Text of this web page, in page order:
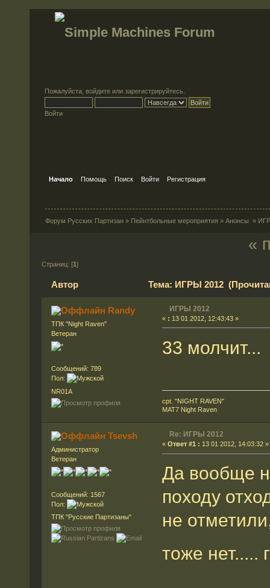
Пожалуйста, войдите или зарегистрируйтесь
Войти
Начало Помощь Поиск Войти Регистрация
Форум Русских Партизан » Пейнтбольные мероприятия »Анонсы »
«
Страниц: [1 ]
Автор Тема: ИГРЫ 2012
Randy
ТПК "Night Raven"
Ветеран
Сообщений: 789
Пол:
NR01A
ИГРЫ 2012
« : 13 01 2012, 12:43:43 »
33 молчит...
cpt. "NIGHT RAVEN"
MAT7 Night Raven
Tsevsh
Администратор
Ветеран
Сообщений: 1567
Пол:
ТПК "Русские Партизаны"
Re: ИГРЫ 2012
« Ответ #1 : 13 01 2012, 14:03:32 »
Да вообще
походу
не
тоже нет.....